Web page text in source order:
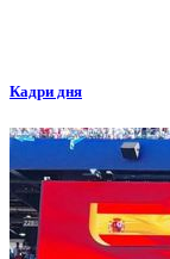
Кадри дня